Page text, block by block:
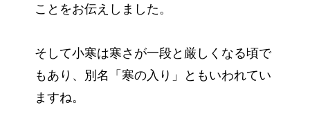
ことをお伝えしました。
そして小寒は寒さが一段と厳しくなる頃で
もあり、別名「寒の入り」ともいわれてい
ますね。